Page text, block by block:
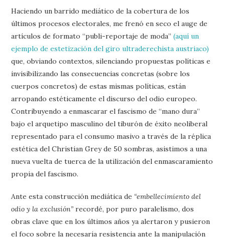
Haciendo un barrido mediático de la cobertura de los
últimos procesos electorales, me frenó en seco el auge de
artículos de formato “publi-reportaje de moda”(aquí un
ejemplo de estetización del giro ultraderechista austriaco)
que, obviando contextos, silenciando propuestas políticas e
invisibilizando las consecuencias concretas (sobre los
cuerpos concretos) de estas mismas políticas, están
arropando estéticamente el discurso del odio europeo.
Contribuyendo a enmascarar el fascismo de “mano dura”
bajo el arquetipo masculino del tiburón de éxito neoliberal
representado para el consumo masivo a través de la réplica
estética del Christian Grey de 50 sombras, asistimos a una
nueva vuelta de tuerca de la utilización del enmascaramiento
propia del fascismo.
Ante esta construcción mediática de “embellecimiento del
odio y la exclusión” recordé, por puro paralelismo, dos
obras clave que en los últimos años ya alertaron y pusieron
el foco sobre la necesaria resistencia ante la manipulación